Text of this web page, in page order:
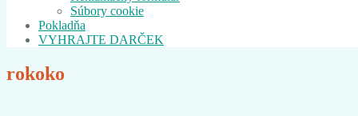
Súbory cookie
Pokladňa
VYHRAJTE DARČEK
rokoko